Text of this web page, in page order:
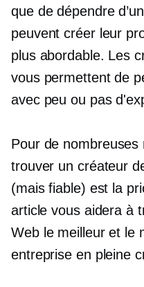
que de dépendre
peuvent créer leur
plus abordable. Les
vous permettent de
avec peu ou pas
Pour de nombreuses
trouver un créateur
(mais fiable) est la
article vous aidera à
Web le meilleur et le
entreprise en pleine